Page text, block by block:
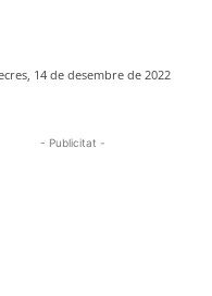
14 de desembre de 2022
- Publicitat -